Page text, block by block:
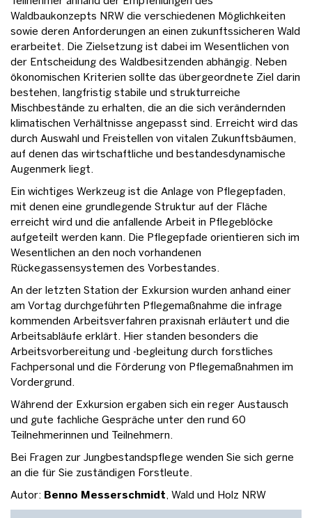
Waldbaukonzepts NRW die verschiedenen Möglichkeiten
sowie deren Anforderungen an einen zukunftssicheren Wald
erarbeitet. Die Zielsetzung ist dabei im Wesentlichen von
der Entscheidung des Waldbesitzenden abhängig. Neben
ökonomischen Kriterien sollte das übergeordnete Ziel darin
bestehen, langfristig stabile und strukturreiche
Mischbestände zu erhalten, die an die sich verändernden
klimatischen Verhältnisse angepasst sind. Erreicht wird das
durch Auswahl und Freistellen von vitalen Zukunftsbäumen,
auf denen das wirtschaftliche und bestandesdynamische
Augenmerk liegt.
Ein wichtiges Werkzeug ist die Anlage von Pflegepfaden,
mit denen eine grundlegende Struktur auf der Fläche
erreicht wird und die anfallende Arbeit in Pflegeblöcke
aufgeteilt werden kann. Die Pflegepfade orientieren sich im
Wesentlichen an den noch vorhandenen
Rückegassensystemen des Vorbestandes.
An der letzten Station der Exkursion wurden anhand einer
am Vortag durchgeführten Pflegemaßnahme die infrage
kommenden Arbeitsverfahren praxisnah erläutert und die
Arbeitsabläufe erklärt. Hier standen besonders die
Arbeitsvorbereitung und -begleitung durch forstliches
Fachpersonal und die Förderung von Pflegemaßnahmen im
Vordergrund.
Während der Exkursion ergaben sich ein reger Austausch
und gute fachliche Gespräche unter den rund 60
Teilnehmerinnen und Teilnehmern.
Bei Fragen zur Jungbestandspflege wenden Sie sich gerne
an die für Sie zuständigen Forstleute.
Autor: Benno Messerschmidt , Wald und Holz NRW